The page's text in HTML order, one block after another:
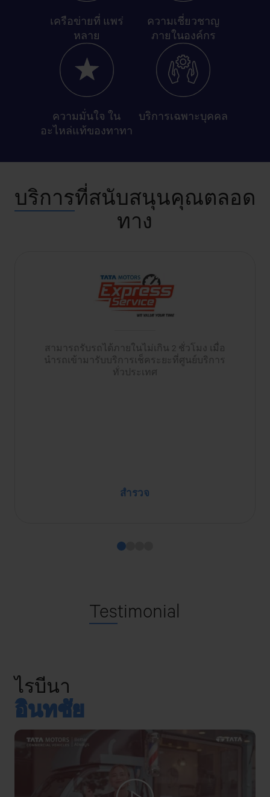
เครือข่ายที่ แพร่
หลาย​
ความเชี่ยวชาญ
ภายในองค์กร
ความมั่นใจ ใน
อะไหล่แท้ของทาทา
บริการเฉพาะบุคคล
บริการที่สนับสนุนคุณตลอด
ทาง
สามารถรับรถได้ภายในไม่เกิน 2 ชั่วโมง เมื่อ
นำรถเข้ามารับบริการเช็คระยะที่ศูนย์บริการ
ทั่วประเทศ
สำรวจ
Testimonial
ไรบีนา
อินทชัย